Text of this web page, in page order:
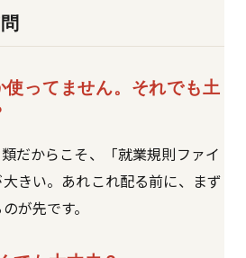
ってません。それでも土
だからこそ、「就業規則ファイ
きい。あれこれ配る前に、まず
が先です。